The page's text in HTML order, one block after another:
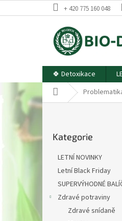
na
+ 420 775 160 048
🍀 Detoxikace
Domů
P
t
kategorie
Kategorie
LETNÍ NOVINKY
Letní Black Friday
SUPERVÝHODNÉ
Zdravé potraviny
Zdravé snídaně